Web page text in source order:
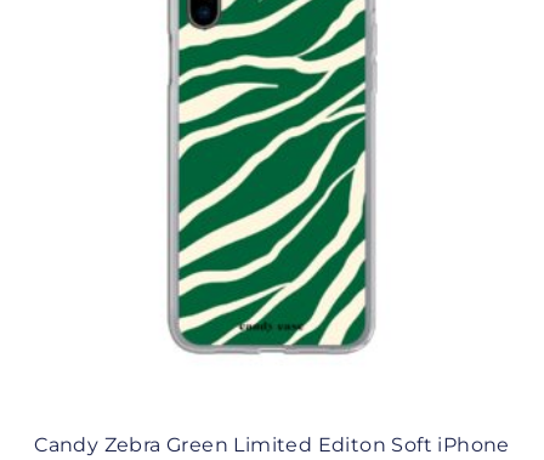
Candy Zebra Green Limited Editon Soft iPhone